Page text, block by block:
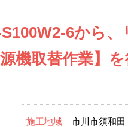
6から
機取替作業】
施工地域 市川市須和田